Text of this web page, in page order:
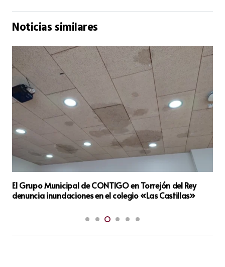
Noticias similares
El Grupo Municipal de CONTIGO en Torrejón del Rey
denuncia inundaciones en el colegio «Las Castillas»